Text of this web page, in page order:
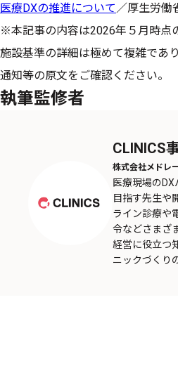
医療DXの推進について ／厚生労働
※本記事の内容は2026年５月時点
施設基準の詳細は極めて複雑であ
通知等の原文をご確認ください。
執筆監修者
CLINICS
株式会社メドレ
医療現場の
目指す先生や
ライン診療や
令などさまざ
経営に役立つ
ニックづくり